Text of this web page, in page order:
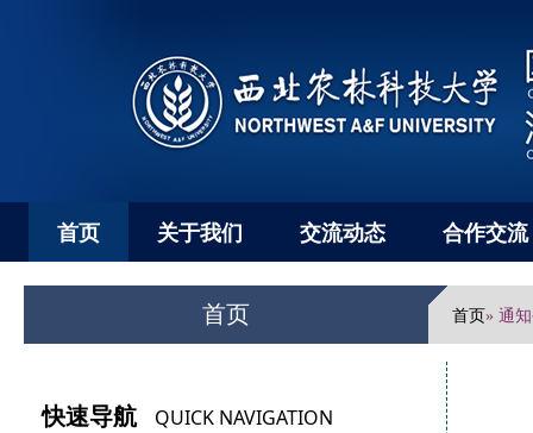
首页 关于我们 交流动态 合作交流
首页 首页» 通
快速导航 QUICK NAVIGATION